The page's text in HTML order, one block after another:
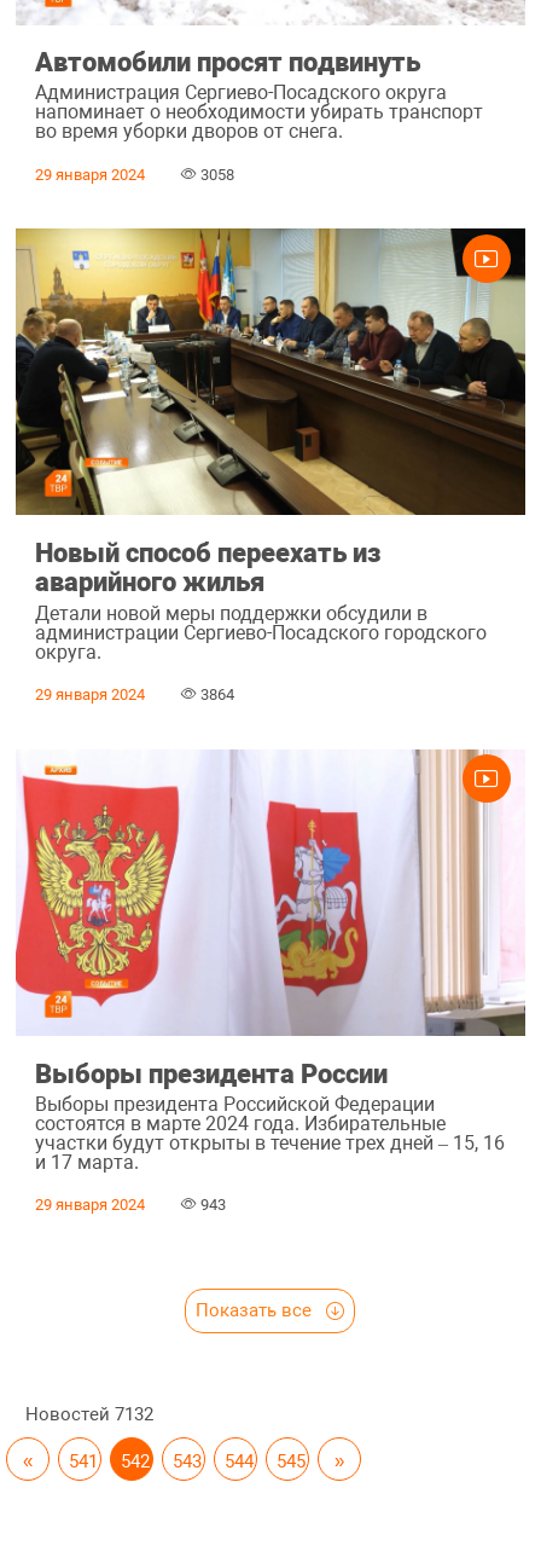
Автомобили просят подвинуть
Администрация Сергиево-Посадского округа
напоминает о необходимости убирать транспорт
во время уборки дворов от снега.
29 января 2024 3058
Новый способ переехать из
аварийного жилья
Детали новой меры поддержки обсудили в
администрации Сергиево-Посадского городского
округа.
29 января 2024 3864
Выборы президента России
Выборы президента Российской Федерации
состоятся в марте 2024 года. Избирательные
участки будут открыты в течение трех дней – 15, 16
и 17 марта.
29 января 2024 943
Показать все
Новостей 7132
« 541 542 543 544 545 »